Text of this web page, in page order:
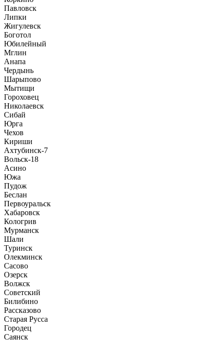
Павловск
Липки
Жигулевск
Боготол
Юбилейный
Мглин
Анапа
Чердынь
Шарыпово
Мытищи
Гороховец
Николаевск
Сибай
Юрга
Чехов
Кириши
Ахтубинск-7
Вольск-18
Асино
Южа
Пудож
Беслан
Первоуральск
Хабаровск
Кологрив
Мурманск
Шали
Туринск
Олекминск
Сасово
Озерск
Волжск
Советский
Билибино
Рассказово
Старая Русса
Городец
Саянск